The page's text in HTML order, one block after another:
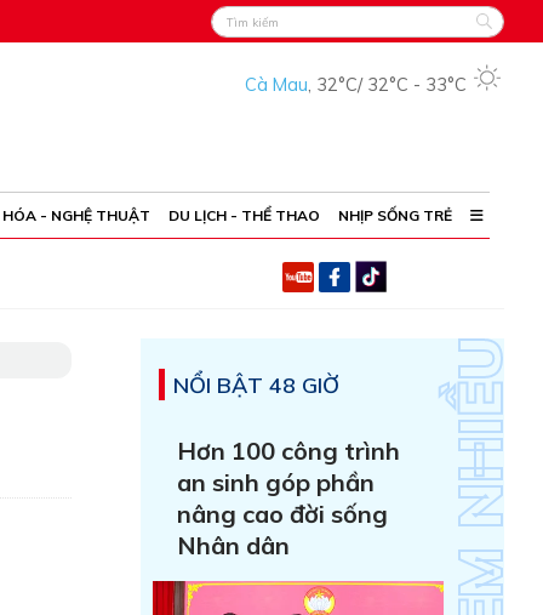
Cà Mau, 32°C/ 32°C - 33°C
- NGHỆ THUẬT DU LỊCH - THỂ THAO NHỊP SỐNG TRẺ
NỔI BẬT 48 GIỜ
Hơn 100 công trình
an sinh góp phần
nâng cao đời sống
Nhân dân